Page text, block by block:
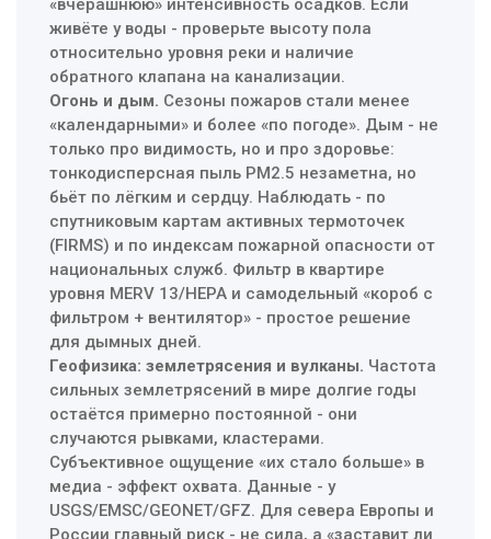
«вчерашнюю» интенсивность осадков. Если
живёте у воды - проверьте высоту пола
относительно уровня реки и наличие
обратного клапана на канализации.
Огонь и дым. Сезоны пожаров стали менее
«календарными» и более «по погоде». Дым - не
только про видимость, но и про здоровье:
тонкодисперсная пыль PM2.5 незаметна, но
бьёт по лёгким и сердцу. Наблюдать - по
спутниковым картам активных термоточек
(FIRMS) и по индексам пожарной опасности от
национальных служб. Фильтр в квартире
уровня MERV 13/HEPA и самодельный «короб с
фильтром + вентилятор» - простое решение
для дымных дней.
Геофизика: землетрясения и вулканы. Частота
сильных землетрясений в мире долгие годы
остаётся примерно постоянной - они
случаются рывками, кластерами.
Субъективное ощущение «их стало больше» в
медиа - эффект охвата. Данные - у
USGS/EMSC/GEONET/GFZ. Для севера Европы и
России главный риск - не сила, а «заставит ли